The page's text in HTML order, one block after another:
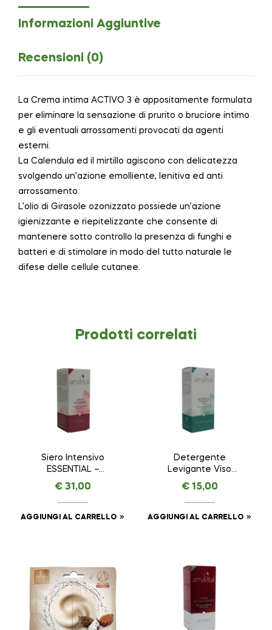
Informazioni Aggiuntive
Recensioni (0)
La Crema intima ACTIVO 3 è appositamente formulata
per eliminare la sensazione di prurito o bruciore intimo
e gli eventuali arrossamenti provocati da agenti
esterni.
La Calendula ed il mirtillo agiscono con delicatezza
svolgendo un’azione emolliente, lenitiva ed anti
arrossamento.
L’olio di Girasole ozonizzato possiede un’azione
igienizzante e riepitelizzante che consente di
mantenere sotto controllo la presenza di funghi e
batteri e di stimolare in modo del tutto naturale le
difese delle cellule cutanee.
Prodotti correlati
Siero Intensivo
ESSENTIAL –
AMAVITAL da 30 ml
€31,00
AGGIUNGI AL CARRELLO
Detergente
Levigante Viso
AMAVITAL da 150 ml
€15,00
AGGIUNGI AL CARRELLO